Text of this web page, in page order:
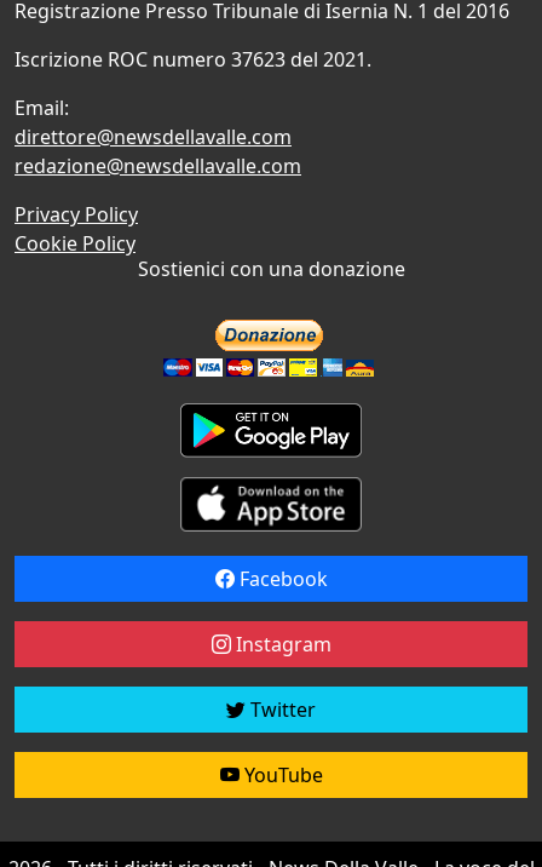
Registrazione Presso Tribunale di Isernia N. 1 del 2016
Iscrizione ROC numero 37623 del 2021.
Email:
direttore@newsdellavalle.com
redazione@newsdellavalle.com
Privacy Policy
Cookie Policy
Sostienici con una donazione
Facebook
Instagram
Twitter
YouTube